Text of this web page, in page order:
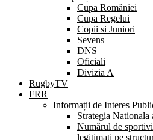
Cupa României
Cupa Regelui
Copii si Juniori
Sevens
DNS
Oficiali
Divizia A
RugbyTV
FRR
Informații de Interes
Strategia
Numărul de
legitimați pe